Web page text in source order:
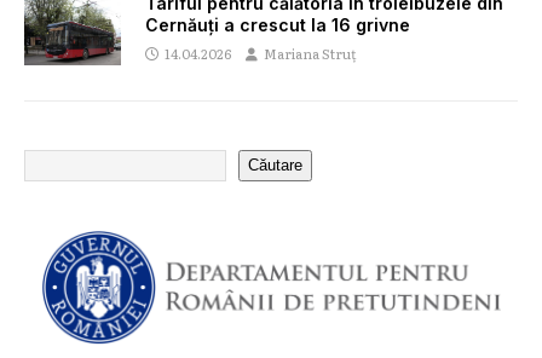
Cernăuți a crescut la 16 grivne
14.04.2026 Mariana Struț
Căutare